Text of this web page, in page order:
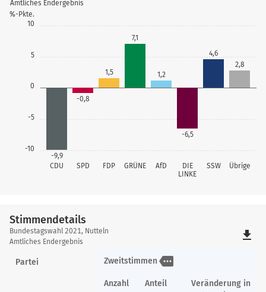
-10
-5
0
5
10
%-Pkte.
CDU SPD FDP GRÜNE AfD
DIE
LINKE
SSW Übrige
-9,9
-0,8
1,5
7,1
1,2
-6,5
4,6
2,8
Amtliches Endergebnis
Stimmendetails
Stimmendetails
Bundestagswahl 2021, Nutteln
Amtliches Endergebnis
file_download
Partei Zweitstimmen more
Anzahl Anteil
Veränderung in